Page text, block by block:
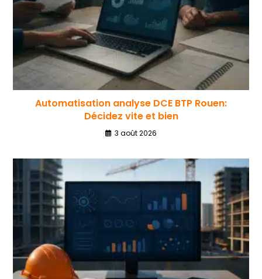
Automatisation analyse DCE BTP Rouen:
Décidez vite et bien
3 août 2026